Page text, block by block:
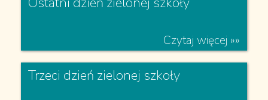
Igrzyskach Lekkoatletycznych w
Trzyńcu
Czytaj więcej »»